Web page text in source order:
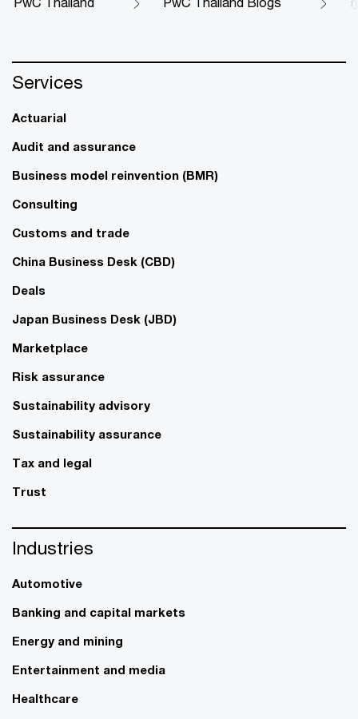
Services
Actuarial
Audit and assurance
Business model reinvention (BMR)
Consulting
Customs and trade
China Business Desk (CBD)
Deals
Japan Business Desk (JBD)
Marketplace
Risk assurance
Sustainability advisory
Sustainability assurance
Tax and legal
Trust
Industries
Automotive
Banking and capital markets
Energy and mining
Entertainment and media
Healthcare